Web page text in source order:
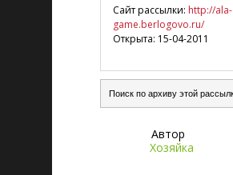
Сайт рассылки: http://ala-
game.berlogovo.ru/
Открыта: 15-04-2011
Автор
Хозяйка